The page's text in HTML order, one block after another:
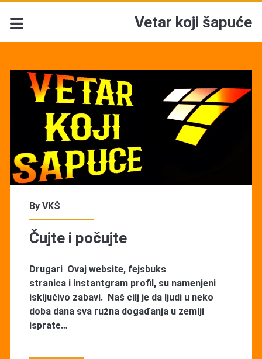
Vetar koji šapuće
Vetar
koji
šapuće
Posts
By VKŠ
Čujte i počujte
Drugari Ovaj website, fejsbuks
stranica i instantgram profil, su namenjeni
isključivo zabavi. Naš cilj je da ljudi u neko
doba dana sva ružna događanja u zemlji
isprate…